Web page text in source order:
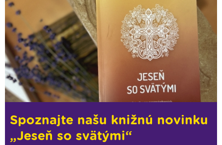
Spoznajte našu knižnú novinku
„Jeseň so svätými“